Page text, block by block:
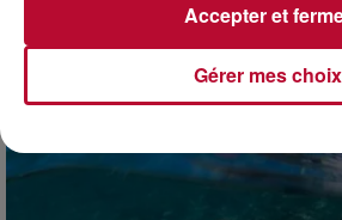
Gérer mes choix
Accepter et